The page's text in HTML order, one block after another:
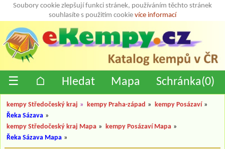
Soubory cookie zlepšují funkci stránek, používáním těchto stránek
souhlasíte s použitím cookie více informací
☰ ⌂ Hledat Mapa Schránka(0)
kempy Středočeský kraj » kempy Praha-západ » kempy Posázaví »
Řeka Sázava »
kempy Středočeský kraj Mapa » kempy Posázaví Mapa »
Řeka Sázava Mapa »